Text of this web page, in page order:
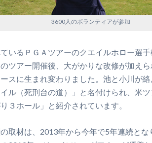
3600人のボランティアが参加
いるＰＧＡツアーのクエイルホロー選
ツアー開催後、大がかりな改修が加え
スに生まれ変わりました。池と小川が
ル（死刑台の道）」と名付けられ、米
３ホール」と紹介されています。
取材は、2013年から今年で5年連続と